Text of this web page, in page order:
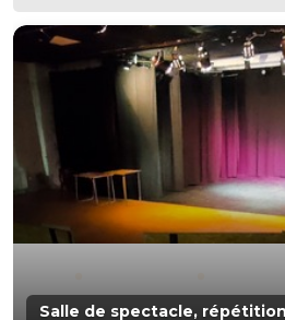
Salle de spectacle,